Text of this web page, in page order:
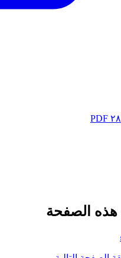
هذه الصفحة